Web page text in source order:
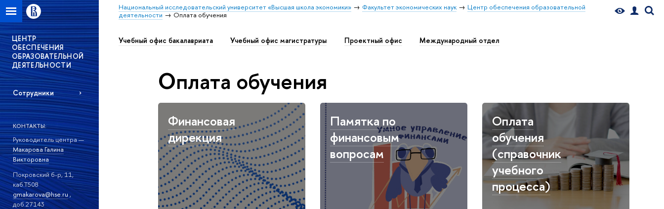
Национальный исследовательский университет «Высшая школа экономики» Факультет экономических наук
Центр обеспечения образовательной
деятельности
Оплата обучения
ЦЕНТР
ОБЕСПЕЧЕНИЯ
ОБРАЗОВАТЕЛЬНОЙ
ДЕЯТЕЛЬНОСТИ
Сотрудники
КОНТАКТЫ:
Руководитель центра —
Макарова Галина
Викторовна
Покровский б-р, 11,
каб.Т508
gmakarova@hse.ru ,
доб.27143
Учебный офис бакалавриата Учебный офис магистратуры Проектный офис Международный отдел
Оплата обучения
Финансовая
дирекция
Памятка по
финансовым
вопросам
Оплата
обучения
(справочник
учебного
процесса)